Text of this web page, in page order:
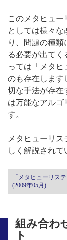
このメタヒュ
としては様々
り、問題の種
る必要が出てく
っては「メタ
のも存在します
切な手法が存在
は万能なアルゴ
す。
メタヒューリ
しく解説されて
「メタヒューリス
(2009年05月)
組み合わ
ト